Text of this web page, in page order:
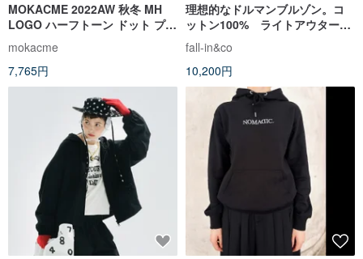
MOKACME 2022AW 秋冬 MH
LOGO ハーフトーン ドット プリ
ント ライトフリース セーター 男
女兼用
mokacme
7,765円
理想的なドルマンブルゾン。コ
ットン100% ライトアウター
ブラック 230206-4
fall-in&co
10,200円